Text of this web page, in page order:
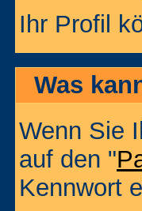
Ihr Profil
Was
Wenn Sie
auf den "
Kennwort